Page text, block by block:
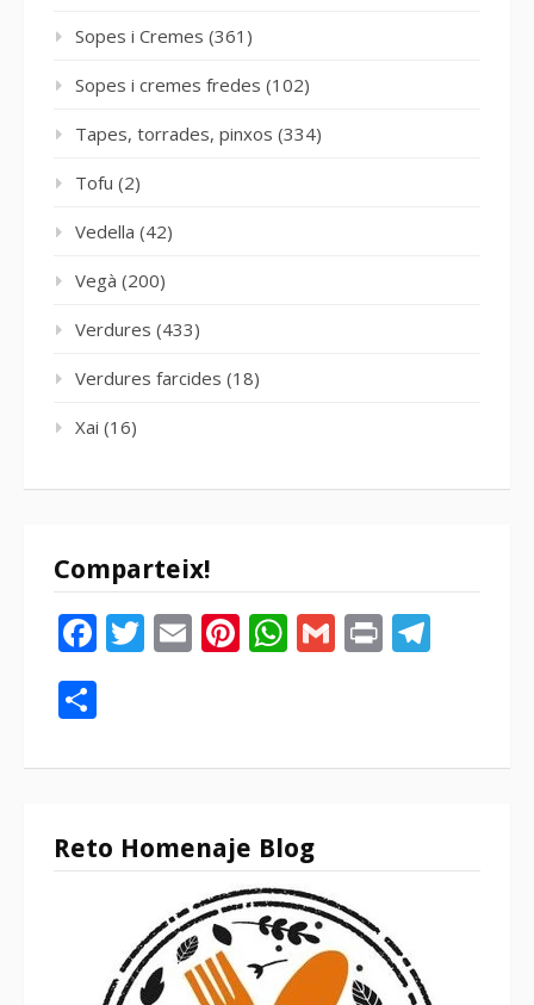
Sopes i Cremes (361)
Sopes i cremes fredes (102)
Tapes, torrades, pinxos (334)
Tofu (2)
Vedella (42)
Vegà (200)
Verdures (433)
Verdures farcides (18)
Xai (16)
Comparteix!
Facebook
Twitter
EmailPinterest
WhatsApp
Gmail
Print
Reto Homenaje Blog